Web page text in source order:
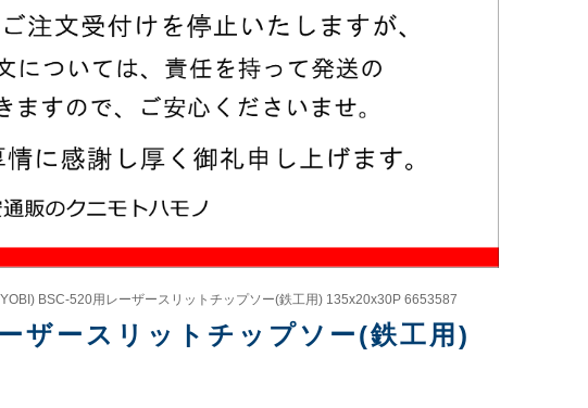
BSC-520用レーザースリットチップソー(鉄工用) 135x20x30P 6653587
ザースリットチップソー(鉄工用)